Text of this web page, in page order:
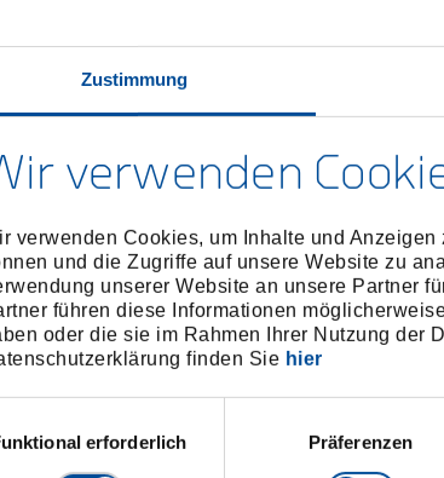
Zustimmung
verwenden
verwenden Cookies, um Inhalte und
und die Zugriffe auf unsere Website zu
unserer Website an unsere Partner
führen diese Informationen
oder die sie im Rahmen Ihrer Nutzung der
finden Sie hier
erforderlich
Präferenzen